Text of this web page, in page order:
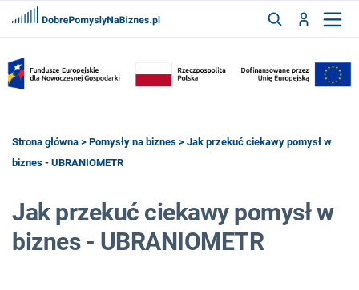
ZAREJESTRUJ
FRANCZYZY
Strona główna > Pomysły na biznes > Jak przekuć ciekawy pomysł w
biznes - UBRANIOMETR
Jak przekuć ciekawy pomysł w
biznes - UBRANIOMETR